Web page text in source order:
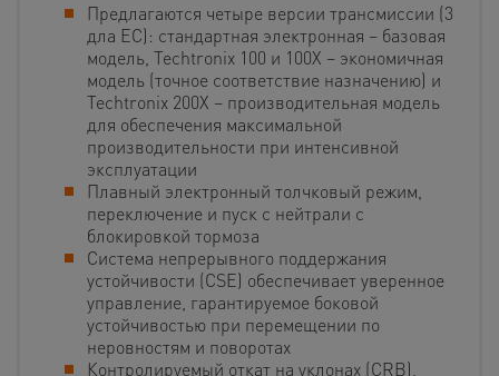
Предлагаются четыре версии трансмиссии (3
дла ЕС): стандартная электронная – базовая
модель, Techtronix 100 и 100Х – экономичная
модель (точное соответствие назначению) и
Techtronix 200X – производительная модель
для обеспечения максимальной
производительности при интенсивной
эксплуатации
Плавный электронный толчковый режим,
переключение и пуск с нейтрали с
блокировкой тормоза
Система непрерывного поддержания
устойчивости (CSE) обеспечивает уверенное
управление, гарантируемое боковой
устойчивостью при перемещении по
неровностям и поворотах
Контролируемый откат на уклонах (CRB),